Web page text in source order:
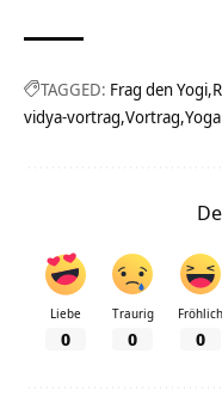
TAGGED: Frag den Yogi
vidya-vortrag Vortrag
Liebe
0
Traurig
0
Fröhlich
0